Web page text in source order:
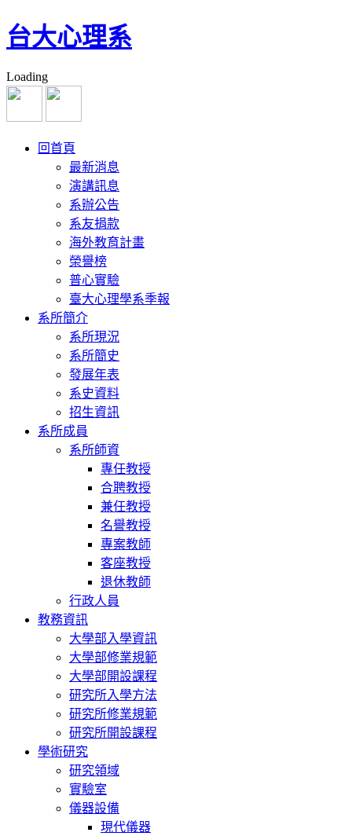
台大心理系
Loading
回首頁
最新消息
演講訊息
系辦公告
系友捐款
海外教育計畫
榮譽榜
普心實驗
臺大心理學系季報
系所簡介
系所現況
系所簡史
發展年表
系史資料
招生資訊
系所成員
系所師資
專任教授
合聘教授
兼任教授
名譽教授
專案教師
客座教授
退休教師
行政人員
教務資訊
大學部入學資訊
大學部修業規範
大學部開設課程
研究所入學方法
研究所修業規範
研究所開設課程
學術研究
研究領域
實驗室
儀器設備
現代儀器